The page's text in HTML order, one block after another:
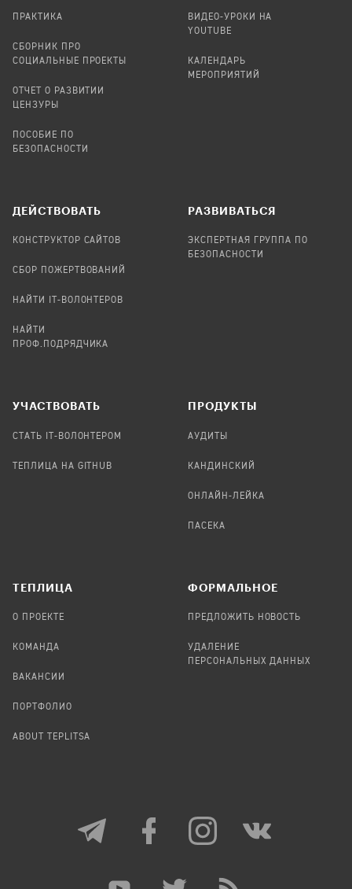
ПРАКТИКА
СБОРНИК ПРО
СОЦИАЛЬНЫЕ ПРОЕКТЫ
ОТЧЕТ О РАЗВИТИИ
ЦЕНЗУРЫ
ПОСОБИЕ ПО
БЕЗОПАСНОСТИ
ВИДЕО-УРОКИ НА
YOUTUBE
КАЛЕНДАРЬ
МЕРОПРИЯТИЙ
ДЕЙСТВОВАТЬ
КОНСТРУКТОР САЙТОВ
СБОР ПОЖЕРТВОВАНИЙ
НАЙТИ IT-ВОЛОНТЕРОВ
НАЙТИ
ПРОФ.ПОДРЯДЧИКА
РАЗВИВАТЬСЯ
ЭКСПЕРТНАЯ ГРУППА ПО
БЕЗОПАСНОСТИ
УЧАСТВОВАТЬ
СТАТЬ IT-ВОЛОНТЕРОМ
ТЕПЛИЦА НА GITHUB
ПРОДУКТЫ
АУДИТЫ
КАНДИНСКИЙ
ОНЛАЙН-ЛЕЙКА
ПАСЕКА
TЕПЛИЦА
О ПРОЕКТЕ
КОМАНДА
ВАКАНСИИ
ПОРТФОЛИО
ABOUT TEPLITSA
ФОРМАЛЬНОЕ
ПРЕДЛОЖИТЬ НОВОСТЬ
УДАЛЕНИЕ
ПЕРСОНАЛЬНЫХ ДАННЫХ